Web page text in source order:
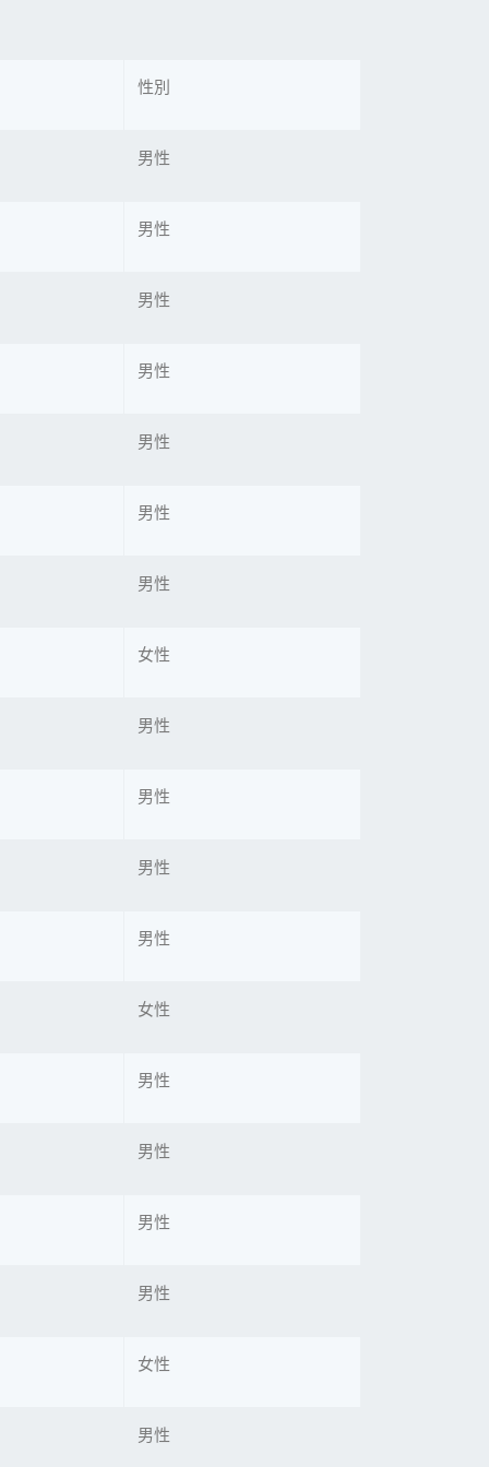
性別
男性
男性
男性
男性
男性
男性
男性
女性
男性
男性
男性
男性
女性
男性
男性
男性
男性
女性
男性